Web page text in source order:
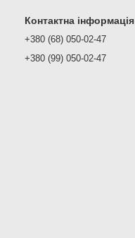
Контактна інформація
+380 (68) 050-02-47
+380 (99) 050-02-47